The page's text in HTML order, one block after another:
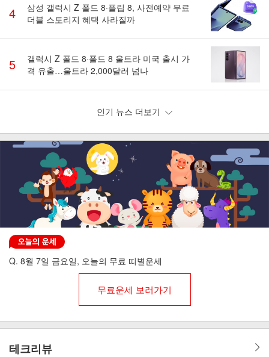
4
삼성 갤럭시 Z 폴드 8·플립 8, 사전예약 무료
더블 스토리지 혜택 사라질까
5
갤럭시 Z 폴드 8·폴드 8 울트라 미국 출시 가
격 유출…울트라 2,000달러 넘나
인기 뉴스 더보기
Q. 8월 7일 금요일, 오늘의 무료 띠별운세
무료운세 보러가기
테크리뷰